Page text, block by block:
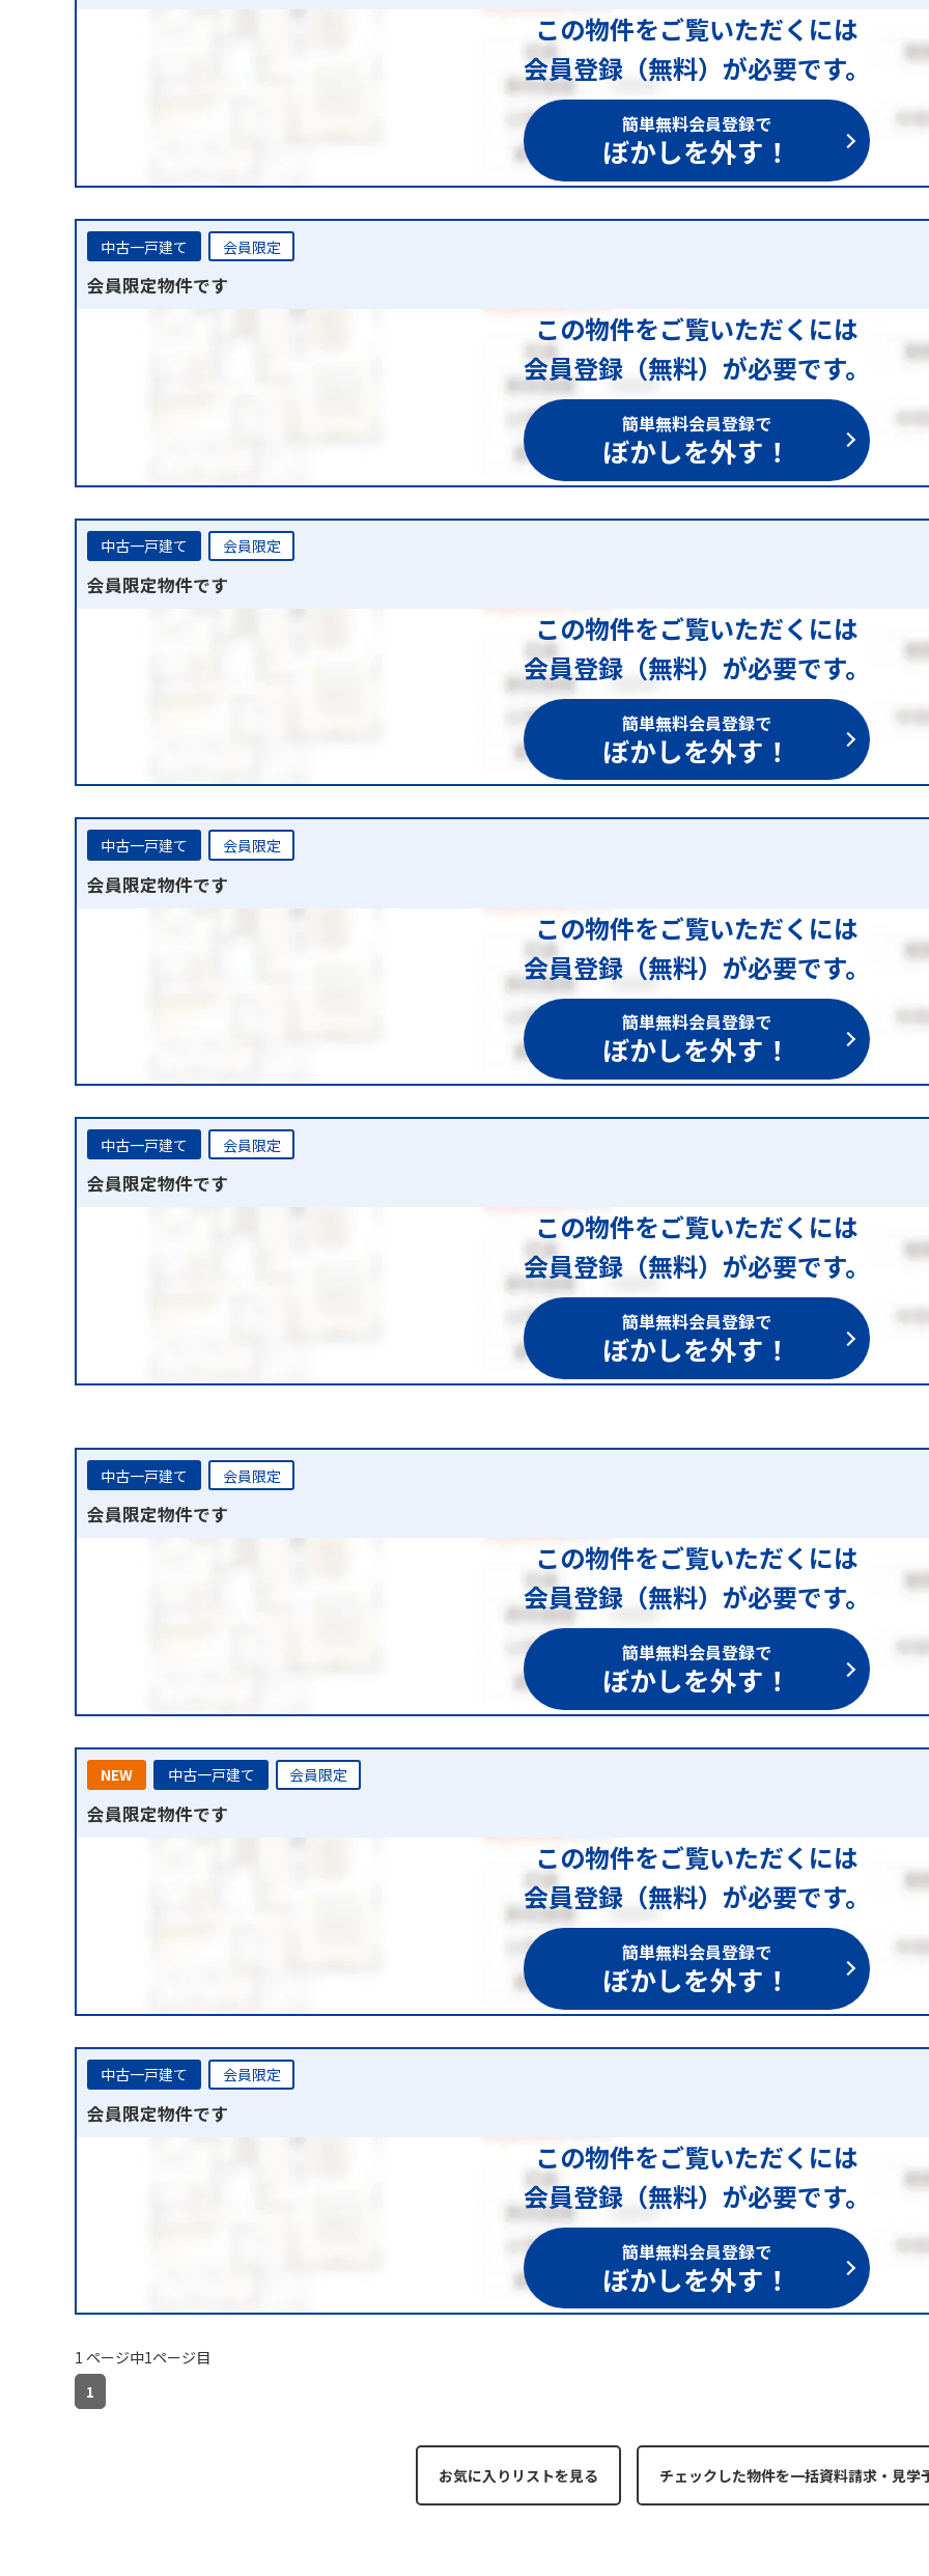
この物件をご覧いただくには
会員登録（無料）が必要です。
簡単無料会員登録で
ぼかしを外す！
中古一戸建て 会員限定
会員限定物件です
この物件をご覧いただくには
会員登録（無料）が必要です。
簡単無料会員登録で
ぼかしを外す！
中古一戸建て 会員限定
会員限定物件です
この物件をご覧いただくには
会員登録（無料）が必要です。
簡単無料会員登録で
ぼかしを外す！
中古一戸建て 会員限定
会員限定物件です
この物件をご覧いただくには
会員登録（無料）が必要です。
簡単無料会員登録で
ぼかしを外す！
中古一戸建て 会員限定
会員限定物件です
この物件をご覧いただくには
会員登録（無料）が必要です。
簡単無料会員登録で
ぼかしを外す！
中古一戸建て 会員限定
会員限定物件です
この物件をご覧いただくには
会員登録（無料）が必要です。
簡単無料会員登録で
ぼかしを外す！
NEW 中古一戸建て 会員限定
会員限定物件です
この物件をご覧いただくには
会員登録（無料）が必要です。
簡単無料会員登録で
ぼかしを外す！
中古一戸建て 会員限定
会員限定物件です
この物件をご覧いただくには
会員登録（無料）が必要です。
簡単無料会員登録で
ぼかしを外す！
1 ページ中1ページ目
1
お気に入りリストを見る